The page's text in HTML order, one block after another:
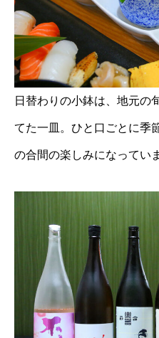
日替わりの小鉢は、地元の
てた一皿。ひと口ごとに季
の合間の楽しみになってい